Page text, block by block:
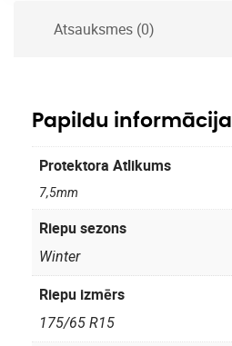
Atsauksmes (0)
Papildu informācija
Protektora Atlikums
7,5mm
Riepu sezons
Winter
Riepu izmērs
175/65 R15